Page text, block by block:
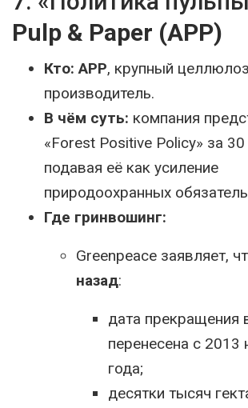
Pulp & Paper (APP)
Кто: APP, крупный
производитель.
В чём суть: компания
«Forest Positive Policy» за
подавая её как усиление
природоохранных
Где гринвошинг:
Greenpeace заявляет,
назад:
дата прекращения
перенесена с 2013
года;
десятки тысяч